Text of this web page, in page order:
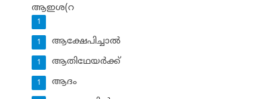
ആഇശ(റ
1
ആക്ഷേപിച്ചാല്‍
1
ആതിഥേയര്‍ക്ക്
1
ആദം
1